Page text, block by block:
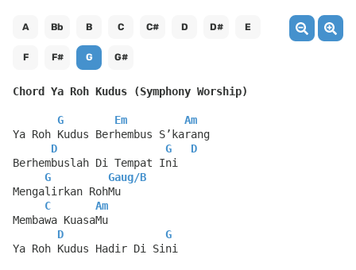
A Bb B C C# D D# E
F F# G G#
Chord Ya Roh Kudus (Symphony Worship)
G Em
Am
Ya Roh Kudus Berhembus S’karang
D
G
D
Berhembuslah Di Tempat Ini
G
Gaug/B
Mengalirkan RohMu
C
Am
Membawa KuasaMu
D
G
Ya Roh Kudus Hadir Di Sini